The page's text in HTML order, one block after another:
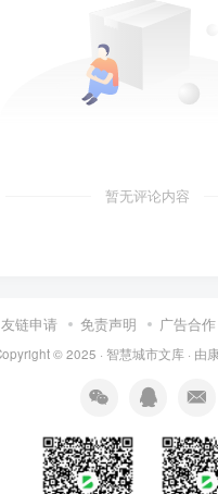
暂无评论内容
友链申请 免责声明 广告合作
© 2025 · 智慧城市文库 · 由